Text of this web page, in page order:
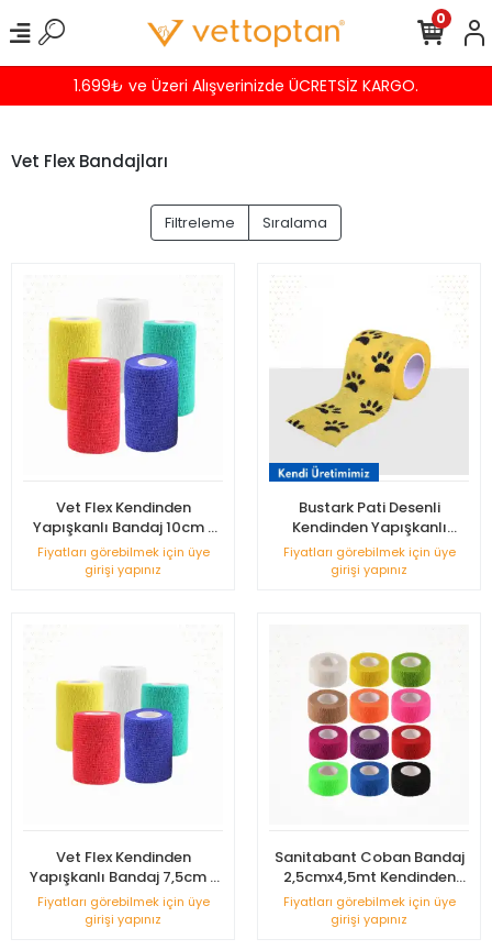
1.699₺ ve Üzeri Alışverinizde ÜCRETSİZ KARGO.
0
Vet Flex Bandajları
Filtreleme Sıralama
Vet Flex Kendinden
Yapışkanlı Bandaj 10cm x
4,5m
Fiyatları görebilmek için üye
girişi yapınız
Bustark Pati Desenli
Kendinden Yapışkanlı
Bandaj5cmx4,5m - Sarı
Fiyatları görebilmek için üye
girişi yapınız
Vet Flex Kendinden
Yapışkanlı Bandaj 7,5cm x
4,5m
Fiyatları görebilmek için üye
girişi yapınız
Sanitabant Coban Bandaj
2,5cmx4,5mt Kendinden
Yapışkanlı - 1 Adet
Fiyatları görebilmek için üye
girişi yapınız